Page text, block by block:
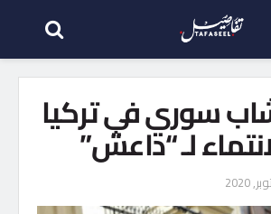
سوري في تركيا
لـ “داعش”